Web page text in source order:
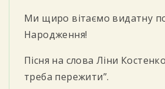
Ми щиро вітаємо видатну
Народження!
Пісня на слова Ліни Костенко
треба пережити”.